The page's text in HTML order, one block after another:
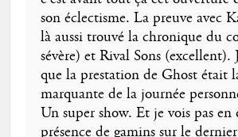
son éclectisme. La preuve avec
là aussi trouvé la chronique du
sévère) et Rival Sons (excellent).
que la prestation de Ghost était
marquante de la journée
Un super show. Et je vois pas en
présence de gamins sur le